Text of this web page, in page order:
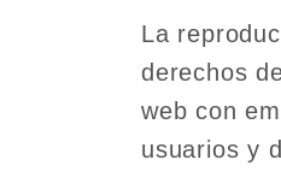
La
derechos
web con
usuarios y